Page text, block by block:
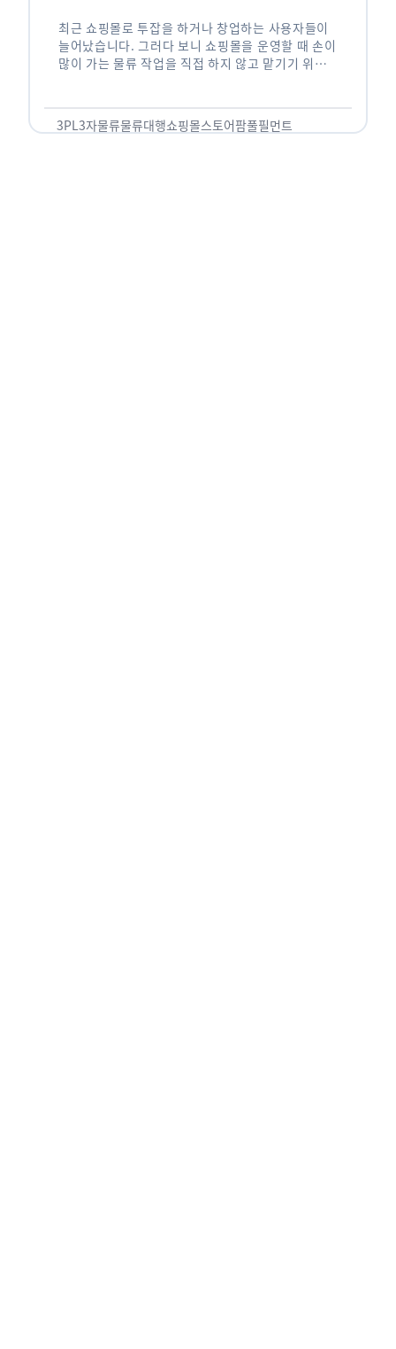
최근 쇼핑몰로 투잡을 하거나 창업하는 사용자들이
늘어났습니다. 그러다 보니 쇼핑몰을 운영할 때 손이
많이 가는 물류 작업을 직접 하지 않고 맡기기 위해
3PL3자물류물류대행쇼핑몰스토어팜풀필먼트